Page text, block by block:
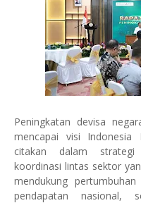
Peningkatan devisa
mencapai visi Indonesia
citakan dalam strategi
koordinasi lintas sektor
mendukung
pendapatan nasional,